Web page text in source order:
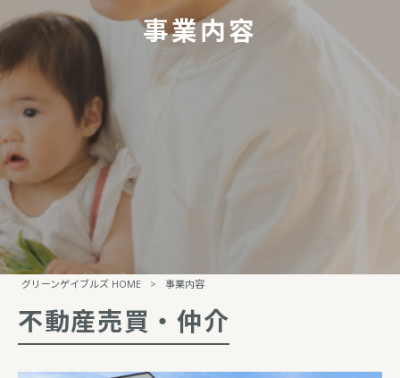
事業内容
グリーンゲイブルズ HOME > 事業内容
不動産売買・仲介